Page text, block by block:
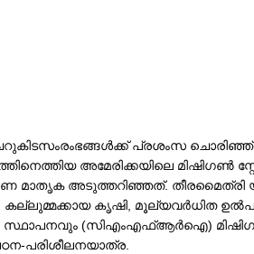
പ്രശംസ ചൊരിഞ്ഞ്
അമേരിക്കയിലെ മിഷിഗൺ
മാതൃക അടുത്തറിഞ്ഞത്.
കൃഷി, മൂല്യവർധിത
(സിഎംഎഫ്ആർഐ) മിഷിഗൺ
പരിശീലനയാത്ര.